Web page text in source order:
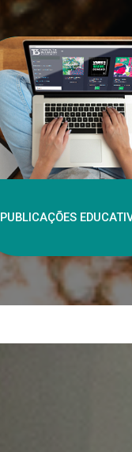
PUBLICAÇÕES